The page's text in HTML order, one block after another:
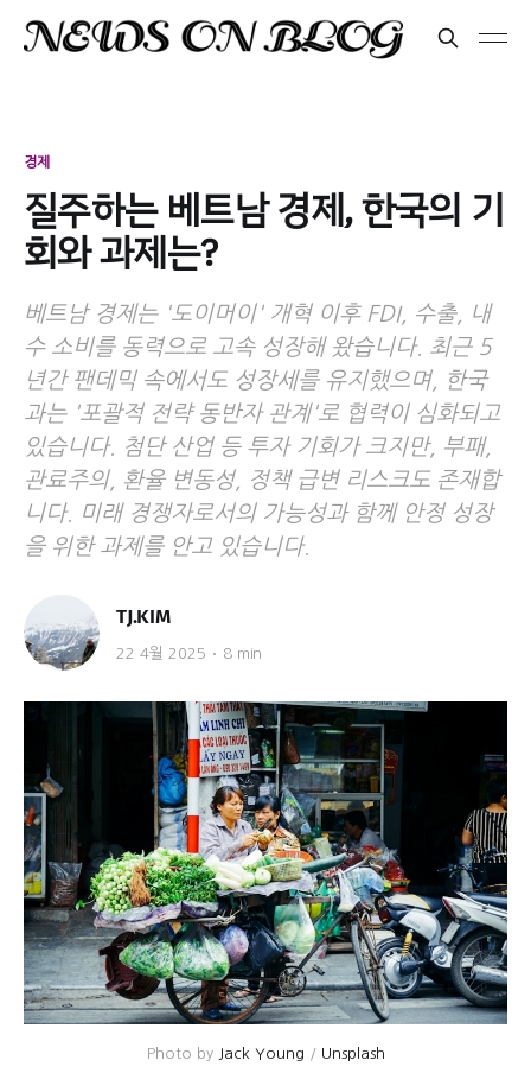
경제
질주하는 베트남 경제, 한국의 기
회와 과제는?
베트남 경제는 '도이머이' 개혁 이후 FDI, 수출, 내
수 소비를 동력으로 고속 성장해 왔습니다. 최근 5
년간 팬데믹 속에서도 성장세를 유지했으며, 한국
과는 '포괄적 전략 동반자 관계'로 협력이 심화되고
있습니다. 첨단 산업 등 투자 기회가 크지만, 부패,
관료주의, 환율 변동성, 정책 급변 리스크도 존재합
니다. 미래 경쟁자로서의 가능성과 함께 안정 성장
을 위한 과제를 안고 있습니다.
TJ.KIM
22 4월 2025 8 min
Photo by Jack Young / Unsplash